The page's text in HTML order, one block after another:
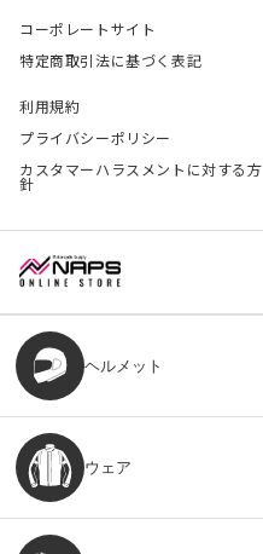
コーポレートサイト
特定商取引法に基づく表記
利用規約
プライバシーポリシー
カスタマーハラスメントに対する方
針
ヘルメット
ウェア